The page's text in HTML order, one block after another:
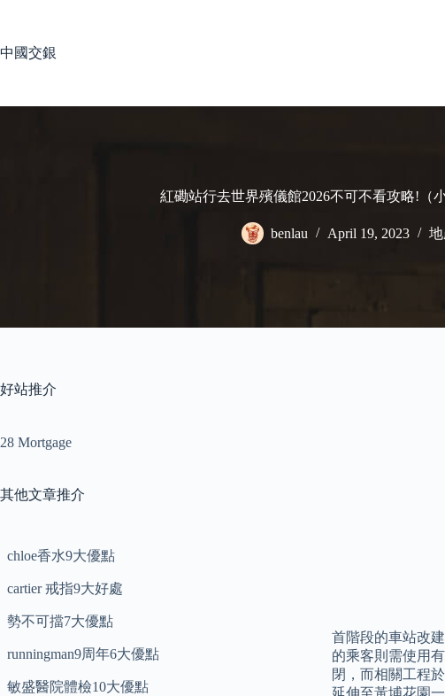
中國交銀
紅磡站行去世界殯儀館2026不可不看攻略!（小
benlau April 19, 2023
首階段的車站改
的乘客則需使用
閉，而相關工程
延伸至黃埔花園
好站推介
28 Mortgage
其他文章推介
chloe香水9大優點
cartier 戒指9大好處
勢不可擋7大優點
runningman9周年6大優點
敏盛醫院體檢10大優點